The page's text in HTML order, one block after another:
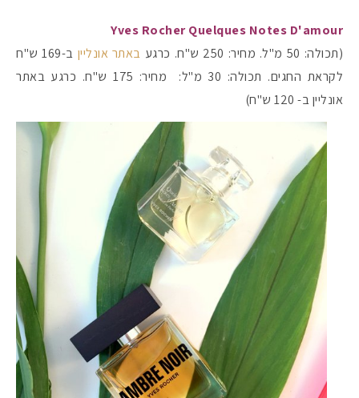
Yves Rocher Quelques Notes D'amour
(תכולה: 50 מ"ל. מחיר: 250 ש"ח. כרגע
באתר אונליין
ב-169 ש"ח
לקראת החגים. תכולה: 30 מ"ל: מחיר: 175 ש"ח. כרגע באתר
אונליין ב- 120 ש"ח)